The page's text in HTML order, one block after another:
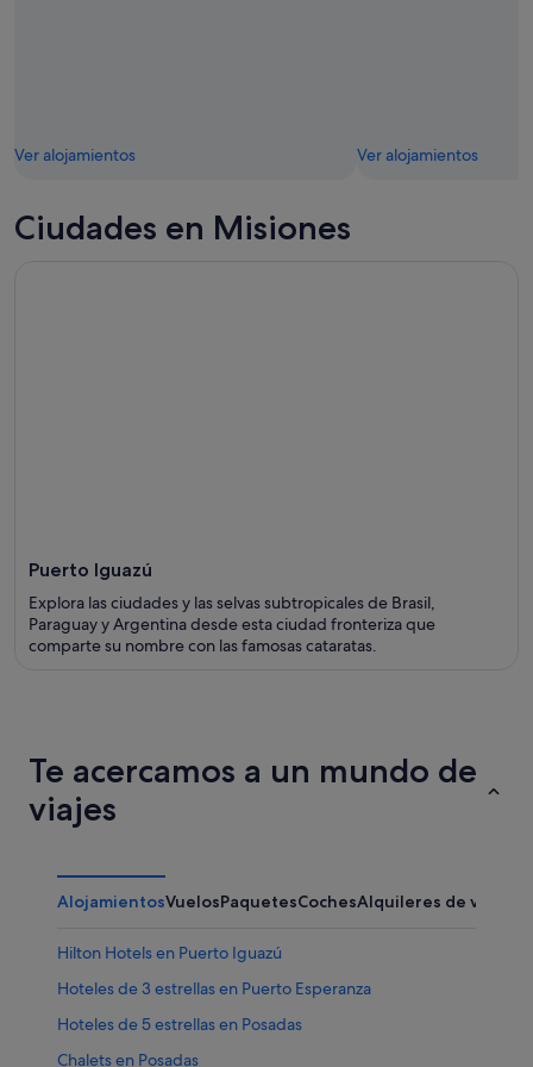
Ver alojamientos Ver alojamientos
Ciudades en Misiones
Puerto Iguazú
Explora las ciudades y las selvas subtropicales de Brasil,
Paraguay y Argentina desde esta ciudad fronteriza que
comparte su nombre con las famosas cataratas.
Te acercamos a un mundo de
viajes
AlojamientosVuelosPaquetesCochesAlquileres de
Hilton Hotels en Puerto Iguazú
Hoteles de 3 estrellas en Puerto Esperanza
Hoteles de 5 estrellas en Posadas
Chalets en Posadas